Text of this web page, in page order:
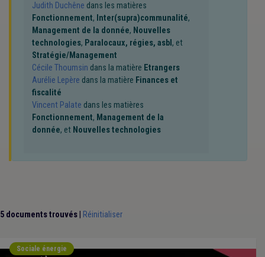
Judith Duchêne dans les matières
Fonctionnement, Inter(supra)communalité,
Management de la donnée, Nouvelles
technologies, Paralocaux, régies, asbl, et
Stratégie/Management
Cécile Thoumsin dans la matière Etrangers
Aurélie Lepère dans la matière Finances et
fiscalité
Vincent Palate dans les matières
Fonctionnement, Management de la
donnée, et Nouvelles technologies
5 documents trouvés Réinitialiser
Sociale énergie